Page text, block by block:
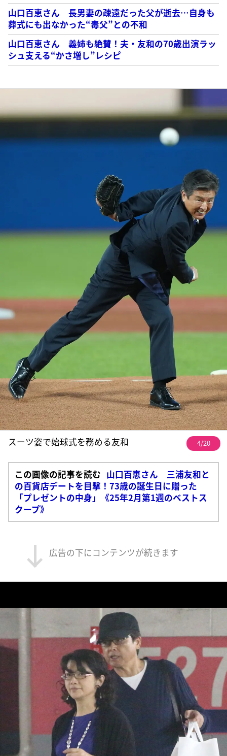
山口百恵さん 長男妻の疎遠だった父が逝去…自身も
葬式にも出なかった“毒父”との不和
山口百恵さん 義姉も絶賛！夫・友和の70歳出演ラッ
シュ支える“かさ増し”レシピ
スーツ姿で始球式を務める友和 4/20
この画像の記事を読む 山口百恵さん 三浦友和と
の百貨店デートを目撃！73歳の誕生日に贈った
「プレゼントの中身」《25年2月第1週のベストス
クープ》
広告の下にコンテンツが続きます